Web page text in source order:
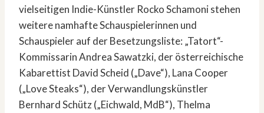
vielseitigen Indie-Künstler Rocko Schamoni stehen
weitere namhafte Schauspielerinnen und
Schauspieler auf der Besetzungsliste: „Tatort“-
Kommissarin Andrea Sawatzki, der österreichische
Kabarettist David Scheid („Dave“), Lana Cooper
(„Love Steaks“), der Verwandlungskünstler
Bernhard Schütz („Eichwald, MdB“), Thelma